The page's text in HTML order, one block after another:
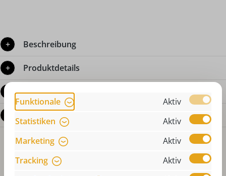
Beschreibung
Produktdetails
Bewertungen
Fragen zum Produkt
Funktionale
Aktiv
Statistiken
Aktiv
Marketing
Aktiv
Tracking
Aktiv